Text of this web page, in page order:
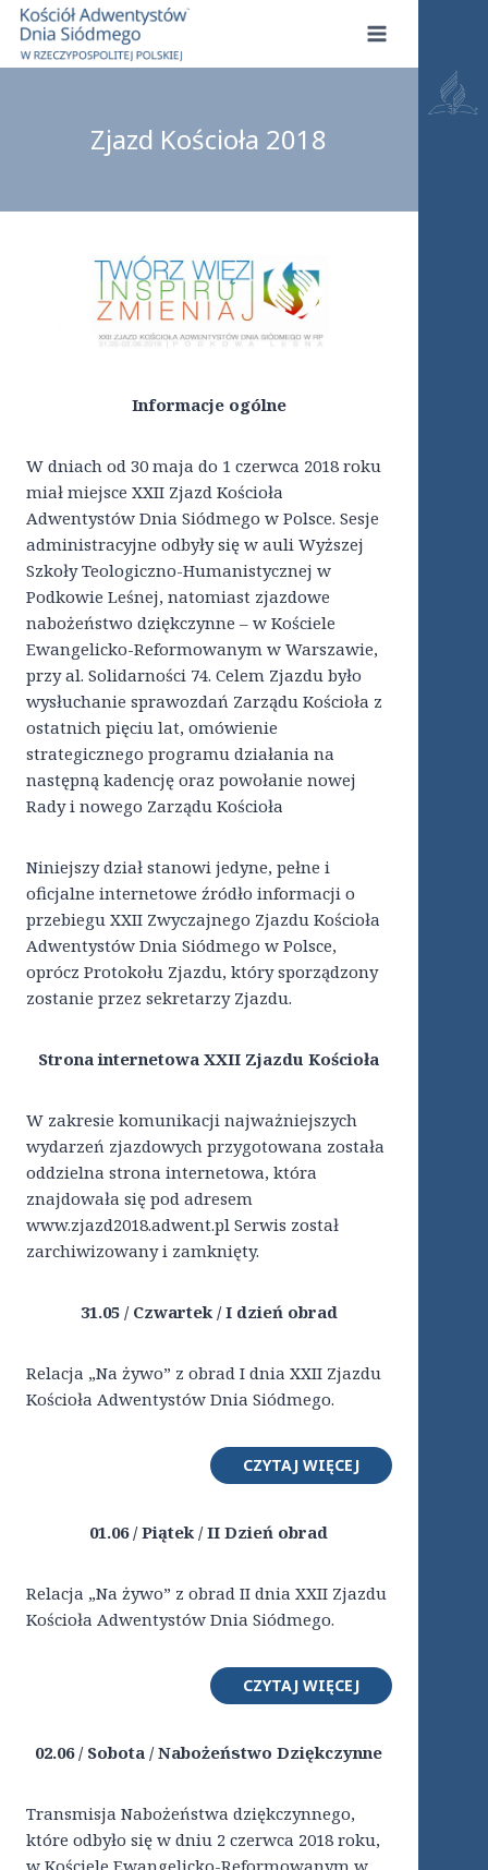
Przejdź
treści
Zjazd Kościoła 2018
Informacje ogólne
W dniach od 30 maja do 1 czerwca 2018 roku
miał miejsce XXII Zjazd Kościoła
Adwentystów Dnia Siódmego w Polsce. Sesje
administracyjne odbyły się w auli Wyższej
Szkoły Teologiczno-Humanistycznej w
Podkowie Leśnej, natomiast zjazdowe
nabożeństwo dziękczynne – w Kościele
Ewangelicko-Reformowanym w Warszawie,
przy al. Solidarności 74. Celem Zjazdu było
wysłuchanie sprawozdań Zarządu Kościoła z
ostatnich pięciu lat, omówienie
strategicznego programu działania na
następną kadencję oraz powołanie nowej
Rady i nowego Zarządu Kościoła
Niniejszy dział stanowi jedyne, pełne i
oficjalne internetowe źródło informacji o
przebiegu XXII Zwyczajnego Zjazdu Kościoła
Adwentystów Dnia Siódmego w Polsce,
oprócz Protokołu Zjazdu, który sporządzony
zostanie przez sekretarzy Zjazdu.
Strona internetowa XXII Zjazdu Kościoła
W zakresie komunikacji najważniejszych
wydarzeń zjazdowych przygotowana została
oddzielna strona internetowa, która
znajdowała się pod adresem
www.zjazd2018.adwent.pl Serwis został
zarchiwizowany i zamknięty.
31.05 / Czwartek / I dzień obrad
Relacja „Na żywo” z obrad I dnia XXII Zjazdu
Kościoła Adwentystów Dnia Siódmego.
CZYTAJ WIĘCEJ
01.06 / Piątek / II Dzień obrad
Relacja „Na żywo” z obrad II dnia XXII Zjazdu
Kościoła Adwentystów Dnia Siódmego.
CZYTAJ WIĘCEJ
02.06 / Sobota / Nabożeństwo Dziękczynne
Transmisja Nabożeństwa dziękczynnego,
które odbyło się w dniu 2 czerwca 2018 roku,
w Kościele Ewangelicko-Reformowanym w